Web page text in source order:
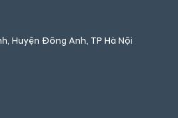
Đông Anh, TP Hà Nội